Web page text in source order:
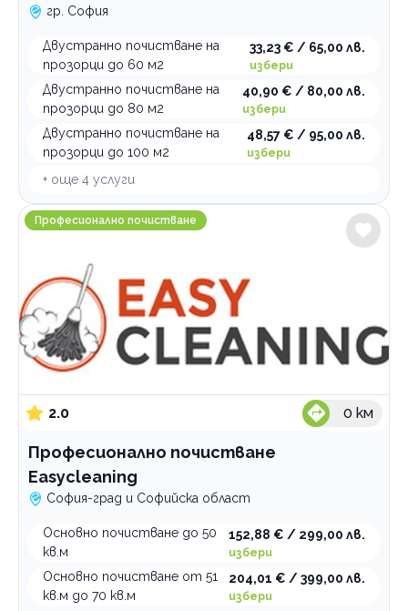
гр. София
Двустранно почистване на
прозорци до 60 м2
33,23 € / 65,00 лв.
избери
Двустранно почистване на
прозорци до 80 м2
40,90 € / 80,00 лв.
избери
Двустранно почистване на
прозорци до 100 м2
48,57 € / 95,00 лв.
избери
+ още 4 услуги
Професионално почистване Easycleaning
Професионално почистване
2.0 0 км
Професионално почистване
Easycleaning
София-град и Софийска област
Основно почистване до 50
кв.м
152,88 € / 299,00 лв.
избери
Основно почистване от 51
кв.м до 70 кв.м
204,01 € / 399,00 лв.
избери